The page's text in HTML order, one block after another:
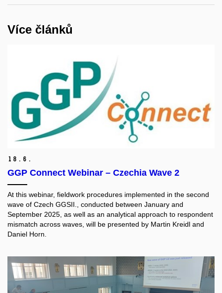
Více článků
18. 6.
GGP Connect Webinar – Czechia Wave 2
At this webinar, fieldwork procedures implemented in the second
wave of Czech GGSII., conducted between January and
September 2025, as well as an analytical approach to respondent
mismatch across waves, will be presented by Martin Kreidl and
Daniel Horn.